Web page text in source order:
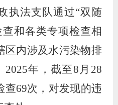
执法支队通过“双随
和各类专项检查相
区内涉及水污染物排
2025年，截至8 月 28
查69次，对发现的违